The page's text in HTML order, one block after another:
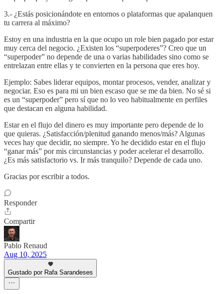
3.- ¿Estás posicionándote en entornos o plataformas que apalanquen
tu carrera al máximo?
Estoy en una industria en la que ocupo un role bien pagado por estar
muy cerca del negocio. ¿Existen los “superpoderes”? Creo que un
“superpoder” no depende de una o varias habilidades sino como se
entrelazan entre ellas y te convierten en la persona que eres hoy.
Ejemplo: Sabes liderar equipos, montar procesos, vender, analizar y
negociar. Eso es para mi un bien escaso que se me da bien. No sé si
es un “superpoder” pero sí que no lo veo habitualmente en perfiles
que destacan en alguna habilidad.
Estar en el flujo del dinero es muy importante pero depende de lo
que quieras. ¿Satisfacción/plenitud ganando menos/más? Algunas
veces hay que decidir, no siempre. Yo he decidido estar en el flujo
“ganar más” por mis circunstancias y poder acelerar el desarrollo.
¿Es más satisfactorio vs. Ir más tranquilo? Depende de cada uno.
Gracias por escribir a todos.
Responder
Compartir
Pablo Renaud
Aug 10, 2025
Gustado por Rafa Sarandeses